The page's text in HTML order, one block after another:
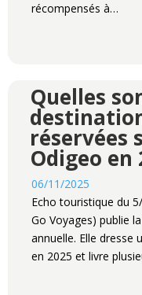
récompensés à…
Quelles
réservées
Odigeo en
06/11/2025
Echo touristique du
Go Voyages) publie
annuelle. Elle dresse
en 2025 et livre